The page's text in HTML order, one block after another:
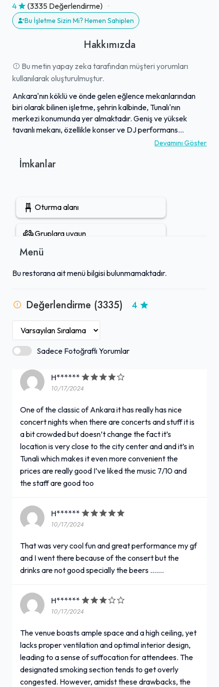
4 (3335 Değerlendirme)
Bu İşletme Sizin Mi? Hemen Sahiplen
Hakkımızda
Bu metin yapay zeka tarafından müşteri yorumları
kullanılarak oluşturulmuştur.
Ankara'nın köklü ve önde gelen eğlence mekanlarından
biri olarak bilinen işletme, şehrin kalbinde, Tunalı'nın
merkezi konumunda yer almaktadır. Geniş ve yüksek
tavanlı mekanı, özellikle konser ve DJ performans
geceleriyle ziyaretçilerine keyifli anlar sunmaktadır.
ziyaretçilerine kendi müzik tarzlarını ve içeceklerini seçme
uygun fiyat politikasıyla öne çıkmaktadır. Güvenli ve
dinamik bir eğlence ortamı sağlayan bu adres, başkentte
tercih edilen lokasyonlardan biridir.
Devamını Göster
İmkanlar
Oturma alanı
Gruplara uygun
Şarap servisi
Rezervasyon yapılabilir
Bira servisi
+ Daha Fazla (1)
Menü
Bu restorana ait menü bilgisi bulunmamaktadır.
Değerlendirme (3335) 4
Sadece Fotoğraflı Yorumlar
H******
10/17/2024
One of the classic of Ankara it has really has nice
concert nights when there are concerts and stuff it is
a bit crowded but doesn’t change the fact it’s
location is very close to the city center and and it’s in
Tunali which makes it even more convenient the
prices are really good I’ve liked the music 7/10 and
the staff are good too
H******
10/17/2024
That was very cool fun and great performance my gf
and I went there because of the consert but the
drinks are not good specially the beers .......
H******
10/17/2024
The venue boasts ample space and a high ceiling, yet
lacks proper ventilation and optimal interior design,
leading to a sense of suffocation for attendees. The
designated smoking section tends to get overly
congested. However, amidst these drawbacks, the